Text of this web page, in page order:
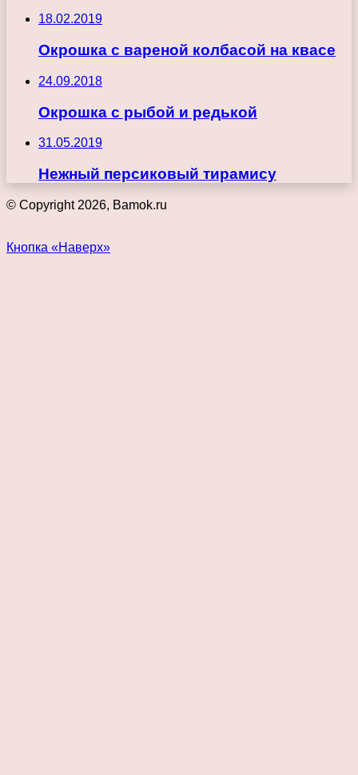
18.02.2019
Окрошка с вареной колбасой на квасе
24.09.2018
Окрошка с рыбой и редькой
31.05.2019
Нежный персиковый тирамису
© Copyright 2026, Bamok.ru
Кнопка «Наверх»